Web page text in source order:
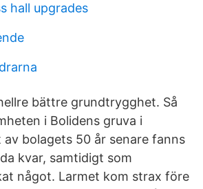
hall upgrades
bättre grundtrygghet. Så
i Bolidens gruva i
av bolagets 50 år senare fanns
kvar, samtidigt som
något. Larmet kom strax före